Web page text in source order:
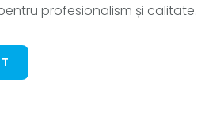
profesionalism și calitate.